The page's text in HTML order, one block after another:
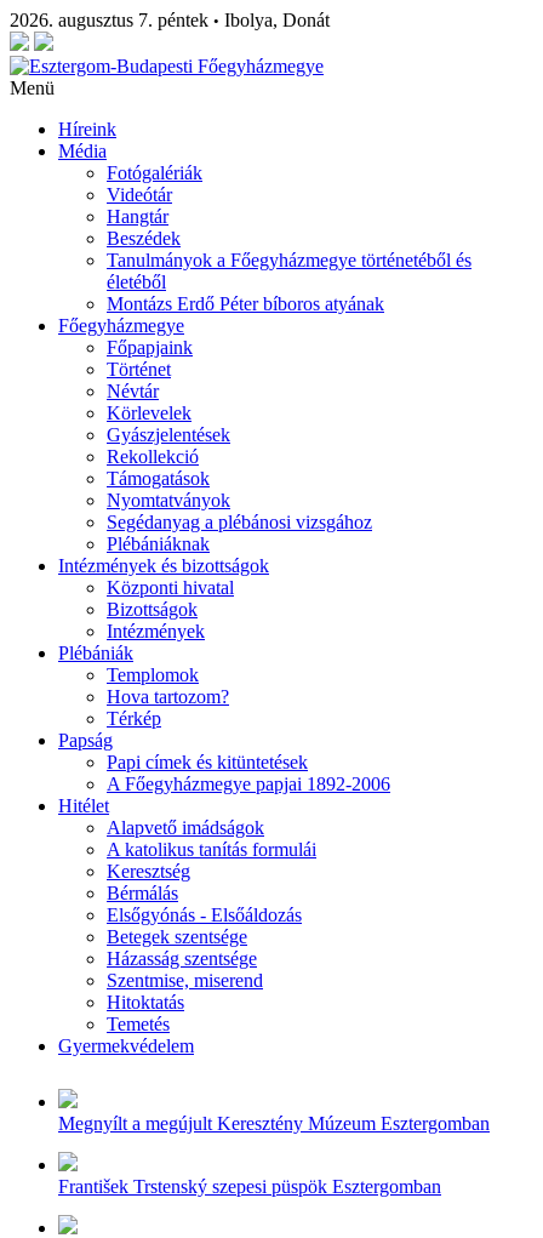
2026. augusztus 7. péntek • Ibolya, Donát
Menü
Híreink
Média
Fotógalériák
Videótár
Hangtár
Beszédek
Tanulmányok a Főegyházmegye történetéből és
életéből
Montázs Erdő Péter bíboros atyának
Főegyházmegye
Főpapjaink
Történet
Névtár
Körlevelek
Gyászjelentések
Rekollekció
Támogatások
Nyomtatványok
Segédanyag a plébánosi vizsgához
Plébániáknak
Intézmények és bizottságok
Központi hivatal
Bizottságok
Intézmények
Plébániák
Templomok
Hova tartozom?
Térkép
Papság
Papi címek és kitüntetések
A Főegyházmegye papjai 1892-2006
Hitélet
Alapvető imádságok
A katolikus tanítás formulái
Keresztség
Bérmálás
Elsőgyónás - Elsőáldozás
Betegek szentsége
Házasság szentsége
Szentmise, miserend
Hitoktatás
Temetés
Gyermekvédelem
Megnyílt a megújult Keresztény Múzeum Esztergomban
František Trstenský szepesi püspök Esztergomban